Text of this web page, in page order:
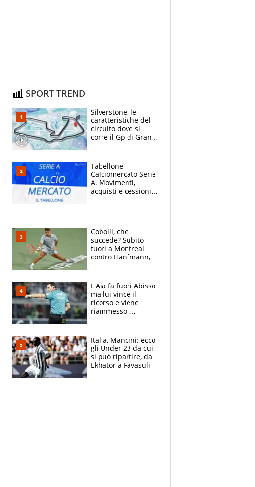
SPORT TREND
Silverstone, le
caratteristiche del
circuito dove si
corre il Gp di Gran
Tabellone
Calciomercato Serie
A. Movimenti,
acquisti e cessioni:
Cobolli, che
succede? Subito
fuori a Montreal
contro Hanfmann,
L'Aia fa fuori Abisso
ma lui vince il
ricorso e viene
riammesso:
Italia, Mancini: ecco
gli Under 23 da cui
si può ripartire, da
Ekhator a Favasuli